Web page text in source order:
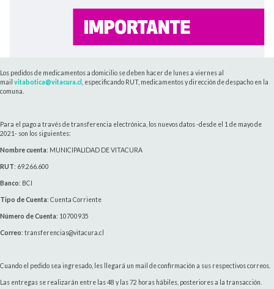
Los pedidos de medicamentos a domicilio se deben hacer de lunes a viernes al
mail vitabotica@vitacura.cl
, especificando RUT, medicamentos y dirección de despacho en la
comuna.
Para el pago a través de transferencia electrónica, los nuevos datos -desde el 1 de mayo de
2021- son los siguientes:
Nombre cuenta: MUNICIPALIDAD DE VITACURA
RUT: 69.266.600
Banco: BCI
Tipo de Cuenta: Cuenta Corriente
Número de Cuenta: 10700935
Correo: transferencias@vitacura.cl
Cuando el pedido sea ingresado, les llegará un mail de confirmación a sus respectivos correos.
Las entregas se realizarán entre las 48 y las 72 horas hábiles, posteriores a la transacción.